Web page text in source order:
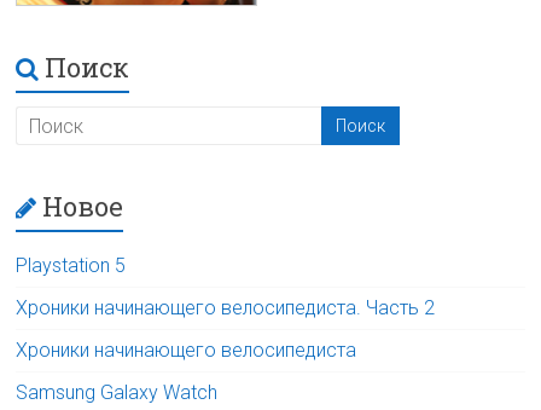
Поиск
Новое
Playstation 5
Хроники начинающего велосипедиста. Часть 2
Хроники начинающего велосипедиста
Samsung Galaxy Watch